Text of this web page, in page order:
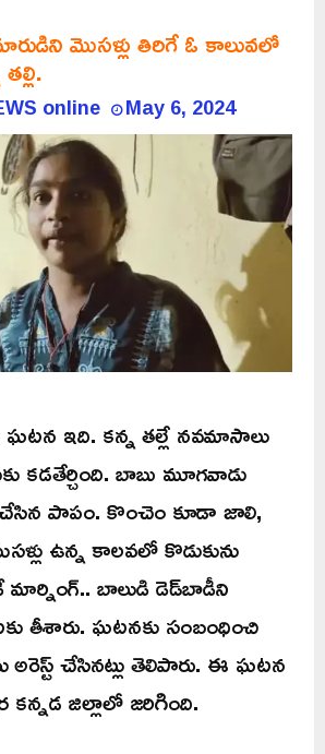
మొసళ్లు తిరిగే ఓ కాలువలో
online May 6, 2024
ఇది. కన్న తల్లే నవమాసాలు
కడతేర్చింది. బాబు మూగవాడు
పాపం. కొంచెం కూడా జాలి,
ఉన్న కాలవలో కొడుకును
మార్నింగ్.. బాలుడి డెడ్‌బాడీని
తీశారు. ఘటనకు సంబంధించి
అరెస్ట్ చేసినట్లు తెలిపారు. ఈ ఘటన
కన్నడ జిల్లాలో జరిగింది.